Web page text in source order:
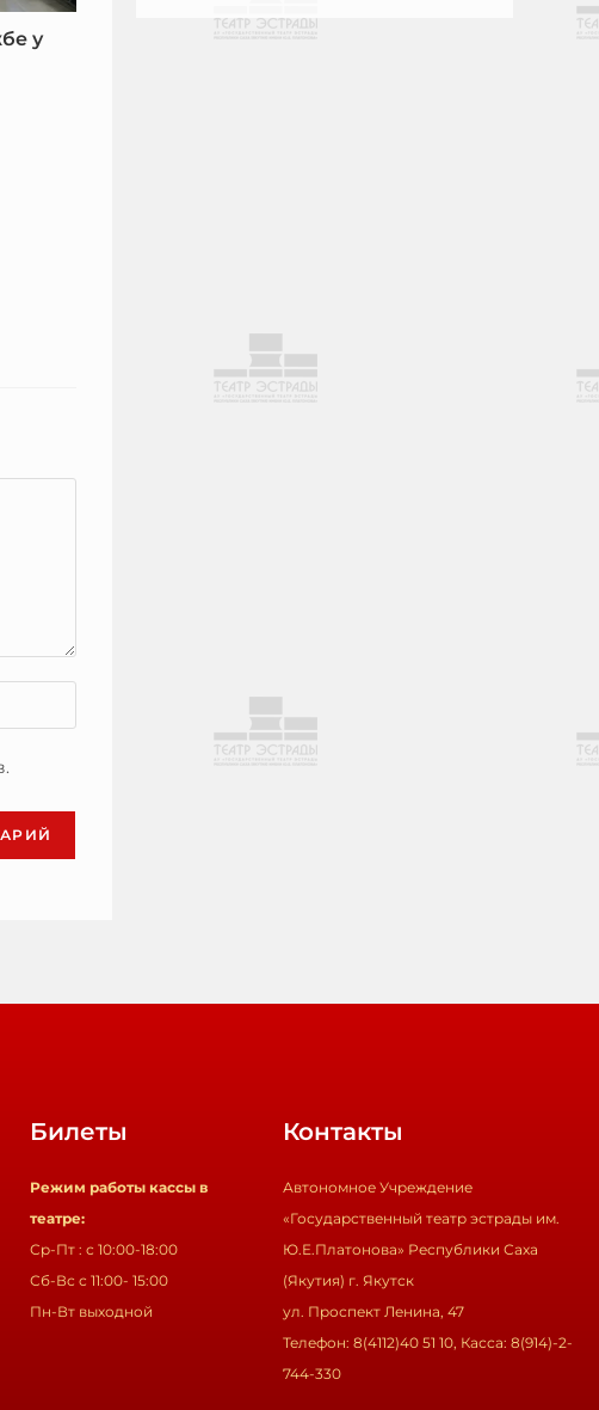
у
Билеты
Режим работы кассы в
театре:
Ср-Пт : с 10:00-18:00
Сб-Вс с 11:00- 15:00
Пн-Вт выходной
Контакты
Автономное Учреждение
«Государственный театр эстрады им.
Ю.Е.Платонова» Республики Саха
(Якутия) г. Якутск
ул. Проспект Ленина, 47
Телефон: 8(4112)40 51 10, Касса: 8(914)-2-
744-330